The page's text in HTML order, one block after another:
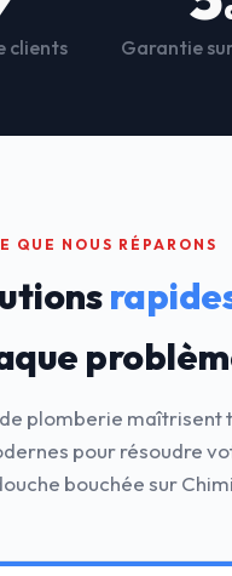
clients Garantie
QUE NOUS RÉPARONS
plomberie maîtrisent
pour résoudre
bouchée sur